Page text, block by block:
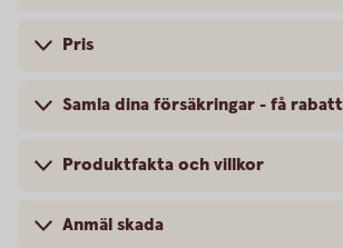
Pris
Samla dina försäkringar - få rabatt
Produktfakta och villkor
Anmäl skada